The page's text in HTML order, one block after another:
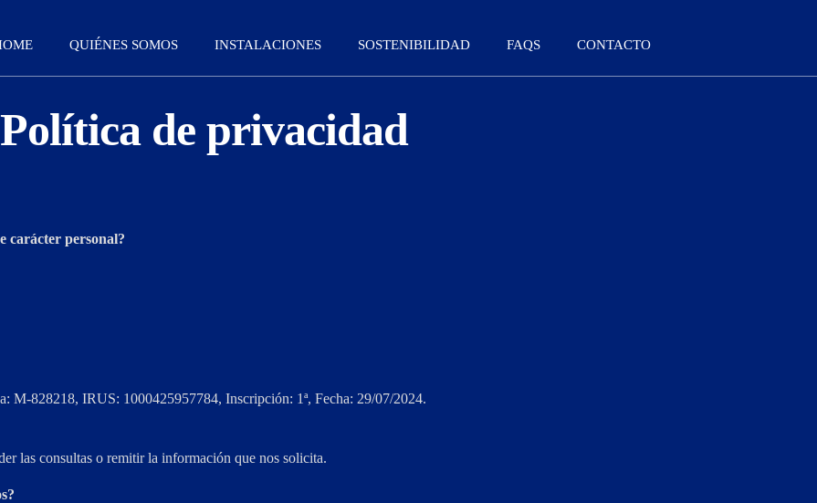
QUIÉNES SOMOS INSTALACIONES SOSTENIBILIDAD FAQS CONTACTO
Política de privacidad
carácter personal?
M-828218, IRUS: 1000425957784, Inscripción: 1ª, Fecha: 29/07/2024.
las consultas o remitir la información que nos solicita.